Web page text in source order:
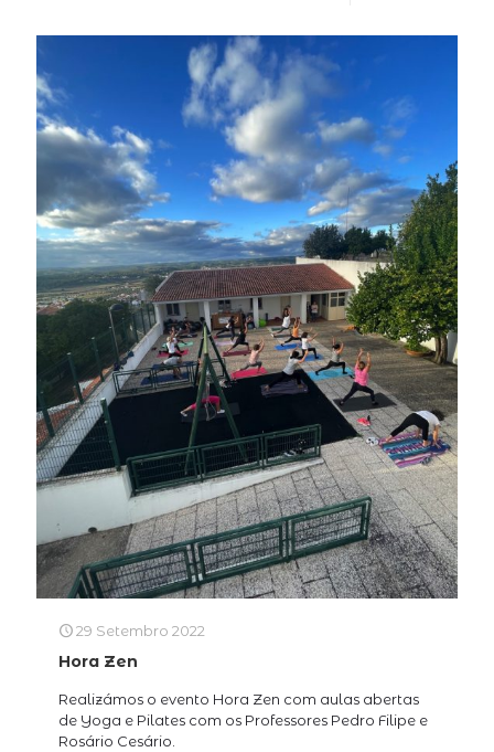
29 Setembro 2022
Hora Zen
Realizámos o evento Hora Zen com aulas abertas
de Yoga e Pilates com os Professores Pedro Filipe e
Rosário Cesário.